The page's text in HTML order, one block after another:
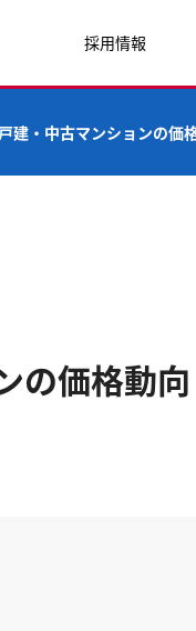
採用情報
建・中古マンションの価
の価格動向